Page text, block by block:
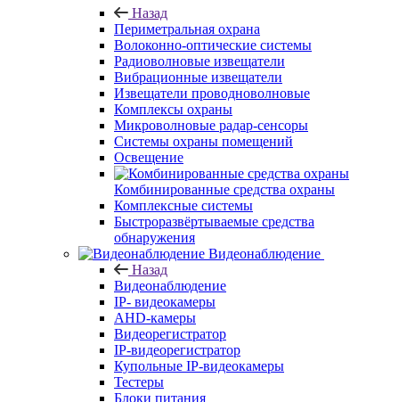
Назад
Периметральная охрана
Волоконно-оптические системы
Радиоволновые извещатели
Вибрационные извещатели
Извещатели проводноволновые
Комплексы охраны
Микроволновые радар-сенсоры
Системы охраны помещений
Освещение
Комбинированные средства охраны
Комплексные системы
Быстроразвёртываемые средства
обнаружения
Видеонаблюдение
Назад
Видеонаблюдение
IP- видеокамеры
AHD-камеры
Видеорегистратор
IP-видеорегистратор
Купольные IP-видеокамеры
Тестеры
Блоки питания